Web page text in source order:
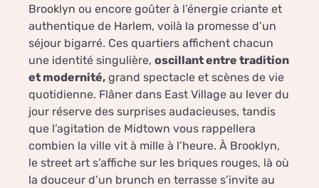
Brooklyn ou encore goûter à l’énergie criante et
authentique de Harlem, voilà la promesse d’un
séjour bigarré. Ces quartiers affichent chacun
une identité singulière, oscillant entre tradition
et modernité, grand spectacle et scènes de vie
quotidienne. Flâner dans East Village au lever du
jour réserve des surprises audacieuses, tandis
que l’agitation de Midtown vous rappellera
combien la ville vit à mille à l’heure. À Brooklyn,
le street art s’affiche sur les briques rouges, là où
la douceur d’un brunch en terrasse s’invite au